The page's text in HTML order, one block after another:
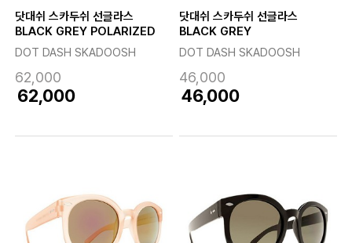
닷대쉬 스카두쉬 선글라스
BLACK GREY POLARIZED
DOT DASH SKADOOSH
62,000
62,000
닷대쉬 스카두쉬 선글라스
BLACK GREY
DOT DASH SKADOOSH
46,000
46,000